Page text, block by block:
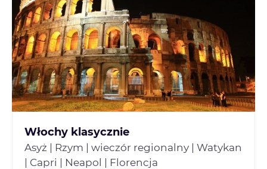
Włochy klasycznie
Asyż | Rzym | wieczór regionalny | Watykan
| Capri | Neapol | Florencja